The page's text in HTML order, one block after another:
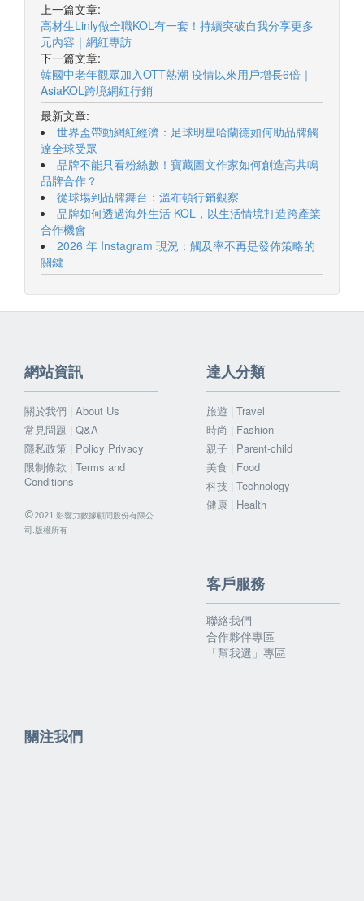
上一篇文章:
高材生Linly做全職KOL有一套！持續突破自我分享更多
元內容｜網紅專訪
下一篇文章:
韓國中老年觀眾加入OTT熱潮 疫情以來用戶增長6倍｜
AsiaKOL跨境網紅行銷
最新文章:
世界盃帶動網紅經濟：足球明星哈蘭德如何助品牌觸
達全球受眾
品牌不能只看粉絲數！寶藏圖文作家如何創造高共鳴
品牌合作？
從球場到品牌舞台：溫布頓行銷觀察
品牌如何透過海外生活 KOL，以生活情境打造跨產業
合作機會
2026 年 Instagram 現況：觸及率不再是發佈策略的
關鍵
網站資訊
關於我們 | About Us
常見問題 | Q&A
隱私政策 | Policy Privacy
限制條款 | Terms and
Conditions
©2021 影響力數據顧問股份有限公
司.版權所有
達人分類
旅遊 | Travel
時尚 | Fashion
親子 | Parent-child
美食 | Food
科技 | Technology
健康 | Health
客戶服務
聯絡我們
合作夥伴專區
「幫我選」專區
關注我們